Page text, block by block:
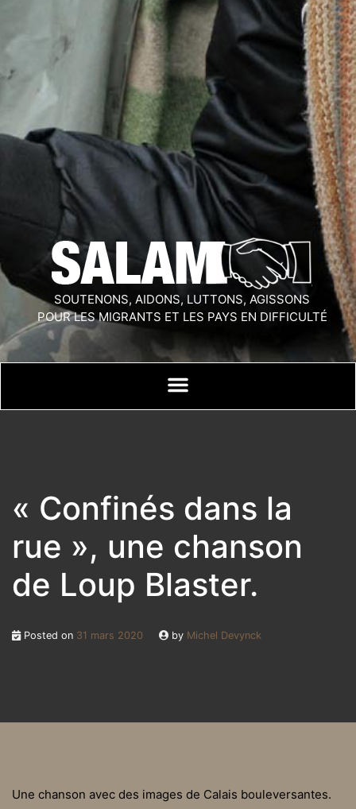
SOUTENONS, AIDONS, LUTTONS, AGISSONS
POUR LES MIGRANTS ET LES PAYS EN DIFFICULTÉ
« Confinés dans la
rue », une chanson
de Loup Blaster.
Posted on 31 mars 2020 by Michel Devynck
Une chanson avec des images de Calais bouleversantes.